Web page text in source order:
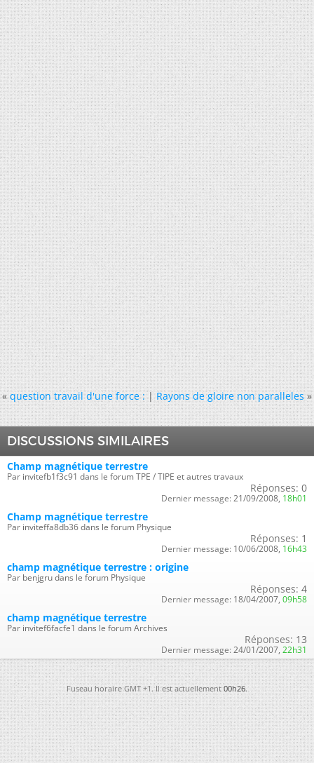
« question travail d'une force :|Rayons de gloire non paralleles »
DISCUSSIONS SIMILAIRES
Champ magnétique terrestre
Par invitefb1f3c91 dans le forum TPE / TIPE et autres travaux
Réponses: 0
Dernier message: 21/09/2008, 18h01
Champ magnétique terrestre
Par inviteffa8db36 dans le forum Physique
Réponses: 1
Dernier message: 10/06/2008, 16h43
champ magnétique terrestre : origine
Par benjgru dans le forum Physique
Réponses: 4
Dernier message: 18/04/2007, 09h58
champ magnétique terrestre
Par invitef6facfe1 dans le forum Archives
Réponses: 13
Dernier message: 24/01/2007, 22h31
Fuseau horaire GMT +1. Il est actuellement00h26.